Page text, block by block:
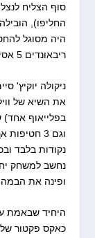
סוף הצליח
החליפו),
ריבאונדים 5 אסיסטים ו-4 חטיפות.
ניקולה יוקיץ'
את השיא של
נחשב למשחק
ופינה את
כאקס פקטור